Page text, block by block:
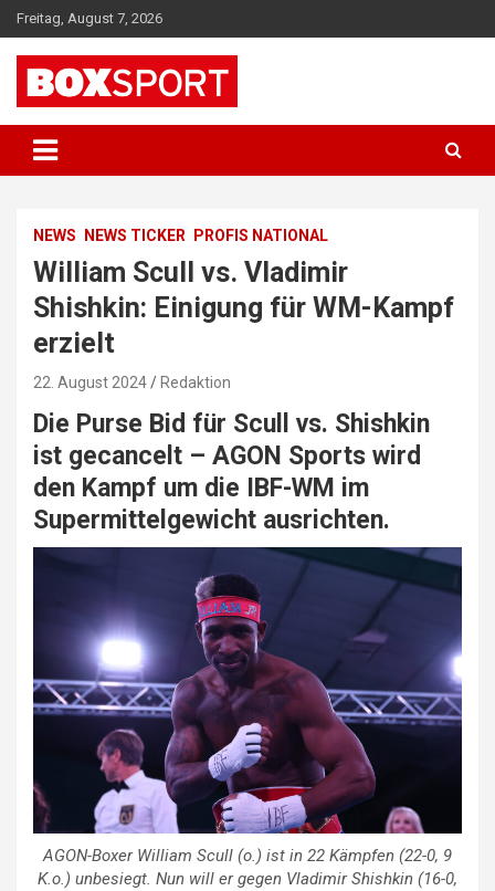
Skip
to
content
Freitag, August 7, 2026
BOXSPORT
NEWS NEWS TICKER PROFIS NATIONAL
William Scull vs. Vladimir
Shishkin: Einigung für WM-Kampf
erzielt
22. August 2024 Redaktion
Die Purse Bid für Scull vs. Shishkin
ist gecancelt – AGON Sports wird
den Kampf um die IBF-WM im
Supermittelgewicht ausrichten.
AGON-Boxer William Scull (o.) ist in 22 Kämpfen (22-0, 9
K.o.) unbesiegt. Nun will er gegen Vladimir Shishkin (16-0,